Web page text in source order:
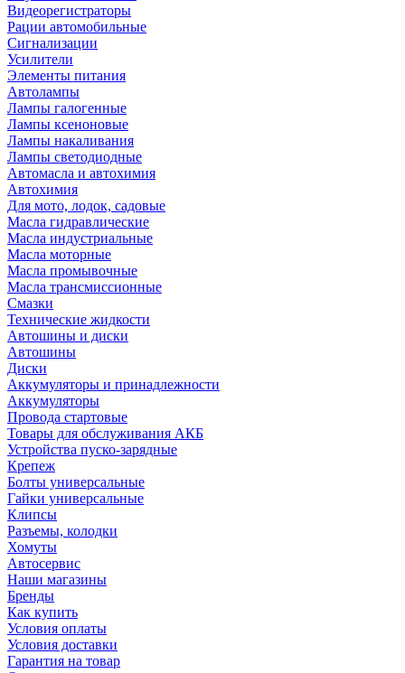
Видеорегистраторы
Рации автомобильные
Сигнализации
Усилители
Элементы питания
Автолампы
Лампы галогенные
Лампы ксеноновые
Лампы накаливания
Лампы светодиодные
Автомасла и автохимия
Автохимия
Для мото, лодок, садовые
Масла гидравлические
Масла индустриальные
Масла моторные
Масла промывочные
Масла трансмиссионные
Смазки
Технические жидкости
Автошины и диски
Автошины
Диски
Аккумуляторы и принадлежности
Аккумуляторы
Провода стартовые
Товары для обслуживания АКБ
Устройства пуско-зарядные
Крепеж
Болты универсальные
Гайки универсальные
Клипсы
Разъемы, колодки
Хомуты
Автосервис
Наши магазины
Бренды
Как купить
Условия оплаты
Условия доставки
Гарантия на товар